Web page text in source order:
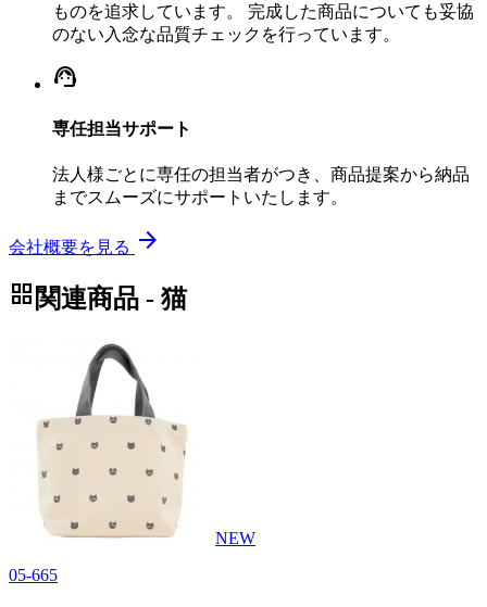
ものを追求しています。 完成した商品についても妥協
のない入念な品質チェックを行っています。
support_agent
専任担当サポート
法人様ごとに専任の担当者がつき、商品提案から納品
までスムーズにサポートいたします。
会社概要を見る arrow_forward
grid_view 関連商品 - 猫
NEW
05-665